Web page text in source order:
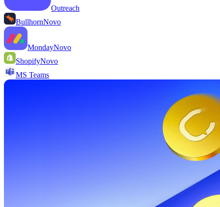
Outreach
BullhornNovo
MondayNovo
ShopifyNovo
MS Teams